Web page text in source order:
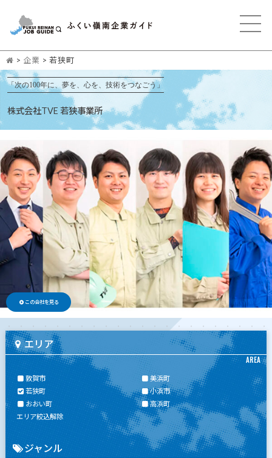
> 企業 > 若狭町
「次の100年に、夢を、心を、技術をつなごう」
株式会社TVE 若狭事業所
この会社を見る
エリア
AREA
敦賀市
美浜町
若狭町
小浜市
おおい町
高浜町
エリア絞込解除
ジャンル